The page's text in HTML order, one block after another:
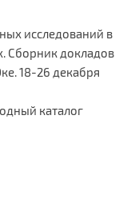
исследований в
Сборник докладов
18-26 декабря
каталог